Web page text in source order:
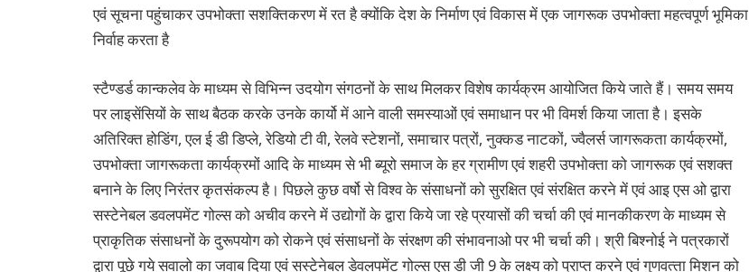
एवं सूचना पहुंचाकर उपभोक्‍ता सशक्तिकरण में रत है क्‍योंकि देश के निर्माण एवं विकास में एक जागरूक उपभोक्‍ता महत्‍वपूर्ण भूमिका
निर्वाह करता है
स्‍टैण्‍डर्ड कान्‍कलेव के माध्‍यम से विभिन्‍न उदयोग संगठनों के साथ मिलकर विशेष कार्यक्रम आयोजित किये जाते हैं। समय समय
पर लाइसेंसियों के साथ बैठक करके उनके कार्यो में आने वाली समस्‍याओं एवं समाधान पर भी विमर्श किया जाता है। इसके
अतिरिक्‍त होडिंग, एल ई डी डिप्‍ले, रेडियो टी वी, रेलवे स्‍टेशनों, समाचार पत्रों, नुक्‍कड नाटकों, ज्‍वैलर्स जागरूकता कार्यक्रमों,
उपभोक्‍ता जागरूकता कार्यक्रमों आदि के माध्‍यम से भी ब्‍यूरो समाज के हर ग्रामीण एवं शहरी उपभोक्‍ता को जागरूक एवं सशक्‍त
बनाने के लिए निरंतर कृतसंकल्‍प है। पिछले कुछ वर्षो से विश्‍व के संसाधनों को सु‍रक्षित एवं सं‍रक्षित करने में एवं आइ एस ओ द्वारा
सस्‍टेनेबल डवलपमेंट गोल्‍स को अचीव करने में उद्योगों के द्वारा किये जा रहे प्रयासों की चर्चा की एवं मानकीकरण के माध्‍यम से
प्राकृतिक संसाधनों के दुरूपयोग को रोकने एवं संसाधनों के संरक्षण की संभावनाओ पर भी चर्चा की। श्री बिश्‍नोई ने पत्रकारों
द्वारा पूछे गये सवालो का जवाब दिया एवं सस्‍टेनेबल डेवलपमेंट गोल्‍स एस डी जी 9 के लक्ष्‍य को प्राप्‍त करने एवं गुणवत्‍ता मिशन को